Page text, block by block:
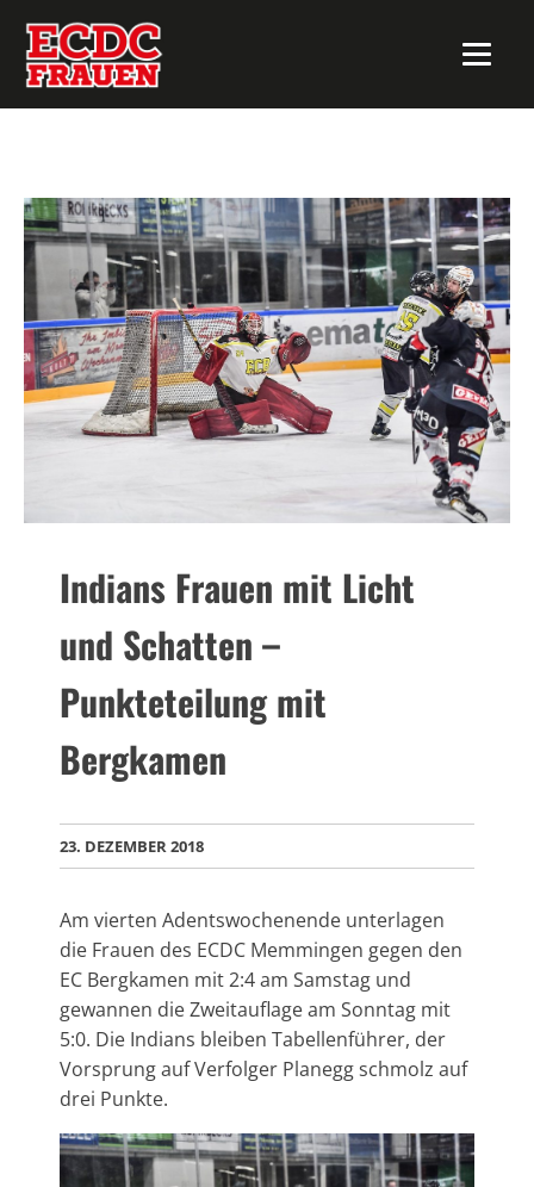
Indians Frauen mit Licht
und Schatten –
Punkteteilung mit
Bergkamen
23. DEZEMBER 2018
Am vierten Adentswochenende unterlagen
die Frauen des ECDC Memmingen gegen den
EC Bergkamen mit 2:4 am Samstag und
gewannen die Zweitauflage am Sonntag mit
5:0. Die Indians bleiben Tabellenführer, der
Vorsprung auf Verfolger Planegg schmolz auf
drei Punkte.